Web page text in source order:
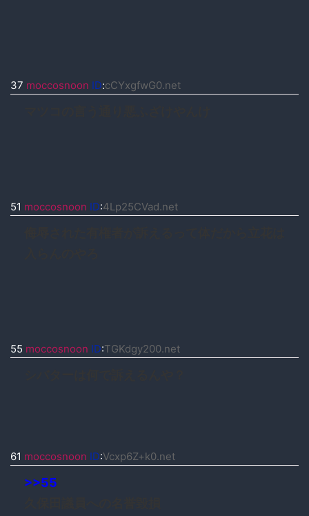
37 moccosnoon ID:cCYxgfwG0.net
51 moccosnoon ID:4Lp25CVad.net
55 moccosnoon ID:TGKdgy200.net
61 moccosnoon ID:Vcxp6Z+k0.net
>>55